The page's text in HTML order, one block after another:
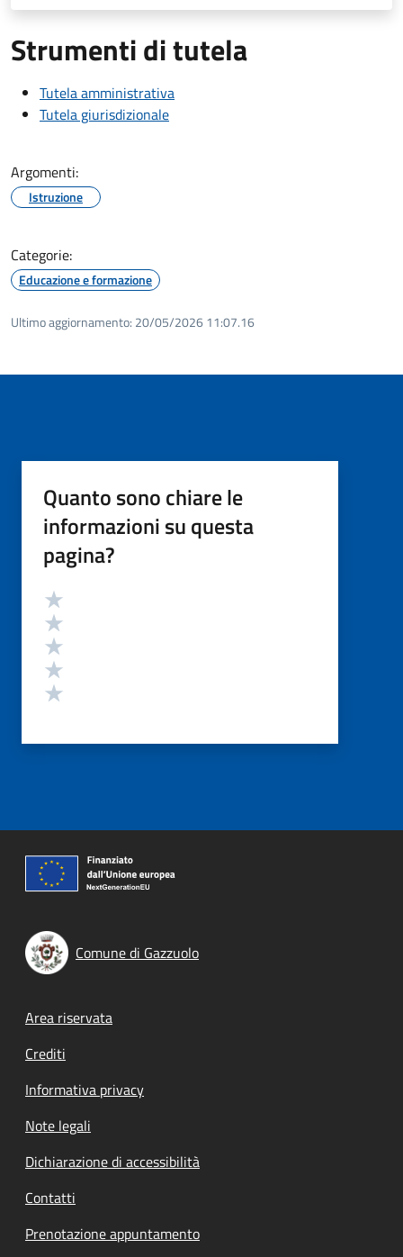
Strumenti di tutela
Tutela amministrativa
Tutela giurisdizionale
Argomenti:
Istruzione
Categorie:
Educazione e formazione
Ultimo aggiornamento: 20/05/2026 11:07.16
Quanto sono chiare le
informazioni su questa
pagina?
Valutazione
Comune di Gazzuolo
Footer menu
Area riservata
Crediti
Informativa privacy
Note legali
Dichiarazione di accessibilità
Contatti
Prenotazione appuntamento